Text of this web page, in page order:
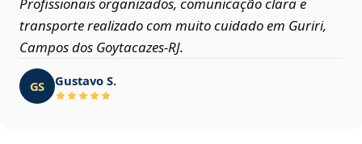
Profissionais organizados, comunicação clara e
transporte realizado com muito cuidado em Guriri,
Campos dos Goytacazes‑RJ.
GS Gustavo S.